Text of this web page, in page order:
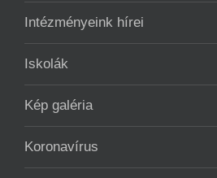
Intézményeink hírei
Iskolák
Kép galéria
Koronavírus